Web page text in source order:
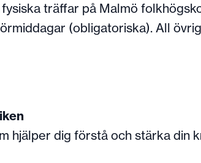
träffar på Malmö
(obligatoriska). All
hjälper dig förstå och stärka din